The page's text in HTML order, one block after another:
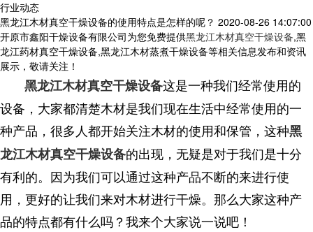
行业动态
黑龙江木材真空干燥设备的使用特点是怎样的呢？ 2020-08-26 14:07:00
开原市鑫阳干燥设备有限公司为您免费提供黑龙江木材真空干燥设备,黑
龙江药材真空干燥设备,黑龙江木材蒸煮干燥设备等相关信息发布和资讯
展示，敬请关注！
黑龙江木材真空干燥设备这是一种我们经常使用的
设备，大家都清楚木材是我们现在生活中经常使用的一
种产品，很多人都开始关注木材的使用和保管，这种黑
龙江木材真空干燥设备的出现，无疑是对于我们是十分
有利的。因为我们可以通过这种产品不断的来进行使
用，更好的让我们来对木材进行干燥。那么大家这种产
品的特点都有什么吗？我来个大家说一说吧！